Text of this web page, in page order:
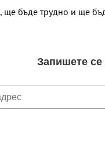
ще бъде трудно и ще